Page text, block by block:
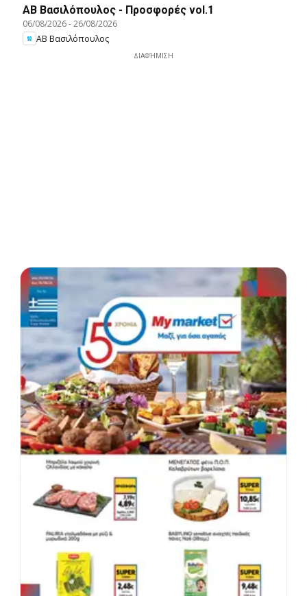
ΑΒ Βασιλόπουλος - Προσφορές vol.1
06/08/2026-26/08/2026
ΑΒ Βασιλόπουλος
ΔΙΑΦΉΜΙΣΗ